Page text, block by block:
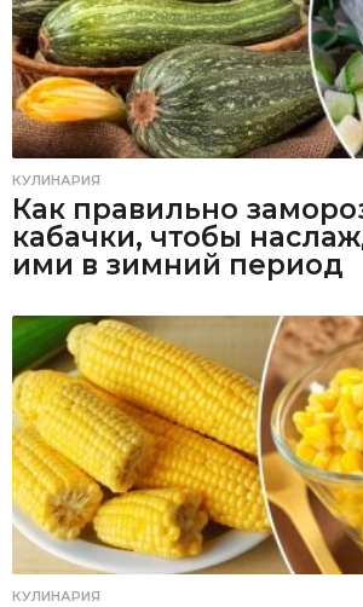
КУЛИНАРИЯ
Как правильно
кабачки, чтобы
ими в зимний период
КУЛИНАРИЯ